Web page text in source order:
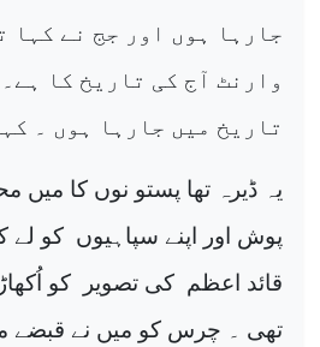
جارہا ہوں اور جج نے کہا
وارنٹ آج کی تاریخ کا
تاریخ میں جارہا ہوں ۔
یہ ڈیرہ تھا پستو نوں کا میں
پوش اور اپنے سپاہیوں کو لے
قائد اعظم کی تصویر
کو
تھی ۔ چرس کو میں نے قبضے